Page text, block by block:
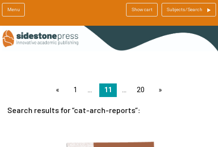
Menu Show cart Subjects/Search
page1 11 20 page
Search results for cat-arch-reports :